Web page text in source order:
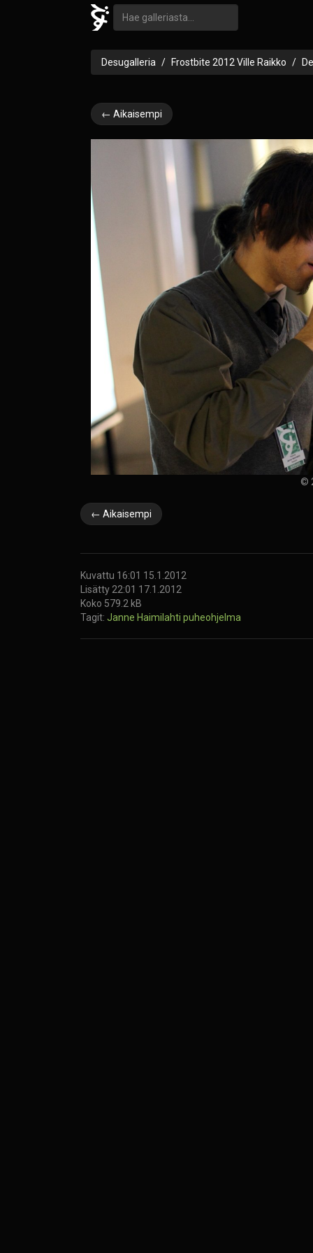
Desugalleria Frostbite 2012 Ville Raikko
← Aikaisempi
©
← Aikaisempi
Kuvattu 16:01 15.1.2012
Lisätty 22:01 17.1.2012
Koko 579.2 kB
Tagit: Janne Haimilahti puheohjelma